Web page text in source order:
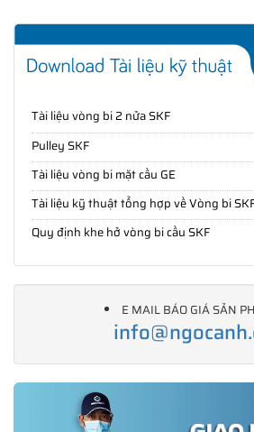
Tài liệu vòng bi 2 nửa SKF
Pulley SKF
Tài liệu vòng bi mặt cầu GE
Tài liệu kỹ thuật tổng hợp về Vòng bi
Quy định khe hở vòng bi cầu SKF
E MAIL BÁO GIÁ SẢN